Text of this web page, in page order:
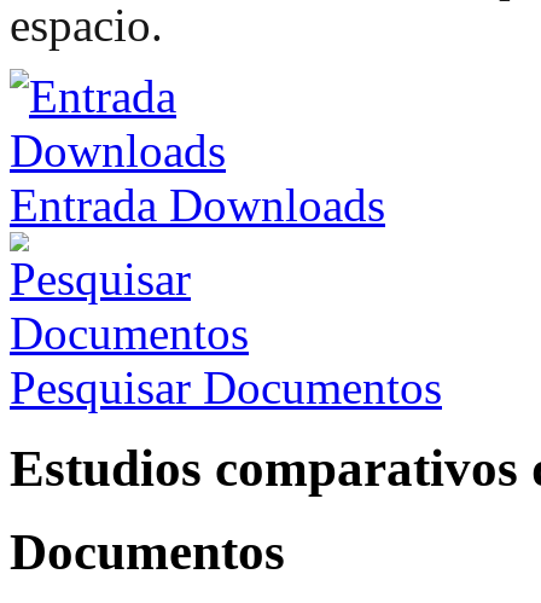
espacio.
Entrada Downloads
Pesquisar Documentos
Estudios
Documentos